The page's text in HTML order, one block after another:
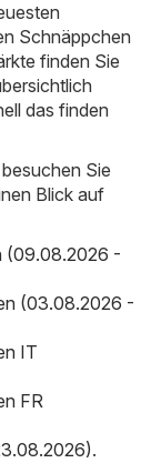
Schnäppchen
finden Sie
das finden
Sie
Blick auf
(09.08.2026 -
(03.08.2026 -
IT
FR
.